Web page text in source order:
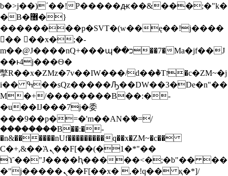
b�>j��)΄��!P�����ԫ��&���;�"k�
�B�޶�}
��������p�SVT�(w��ę��!j����
�� ��x�;�-
m��@J����nQ+���պ��כ��7�Ma�jf��J
��ͱ4j���Ѳ�
撆R��x�ZMz�7v��IW���/d��ٞ�Тז�c�ZM~�j
i�� ߒ��sQz�����Ԡ��DW��3�De�n"��
M�+/��������B��:�-
�u��IJ���7j�委
���9��p�=�'m��AN�ޭ�=/
��������B��:�-
�n&������nUf���������q��x�ZM~�c��
Ϲ�+,&��Ὰܢ��F[��(�1�*"��
ϒ��"J����ԧ�����<�;�b"�� ��
�"j�����ܢ��F[��x� ,�!q�� қ�*]/
S
k
i
p
t
o
c
o
n
t
e
n
t